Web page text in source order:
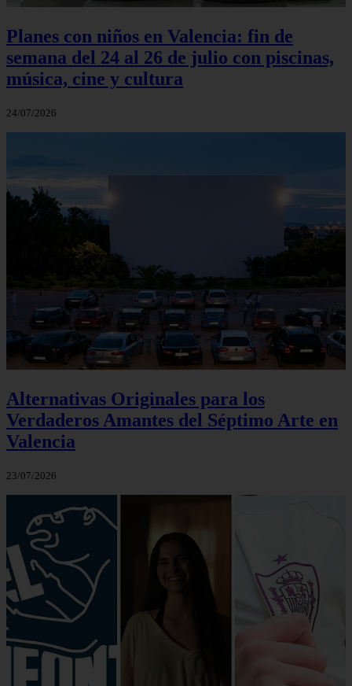
Planes con niños en Valencia: fin de
semana del 24 al 26 de julio con piscinas,
música, cine y cultura
24/07/2026
Alternativas Originales para los
Verdaderos Amantes del Séptimo Arte en
Valencia
23/07/2026